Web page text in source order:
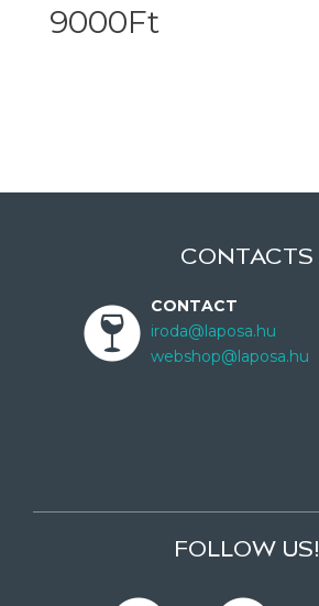
9000Ft
CONTACTS
CONTACT
iroda@laposa.hu
webshop@laposa.hu
FOLLOW US!